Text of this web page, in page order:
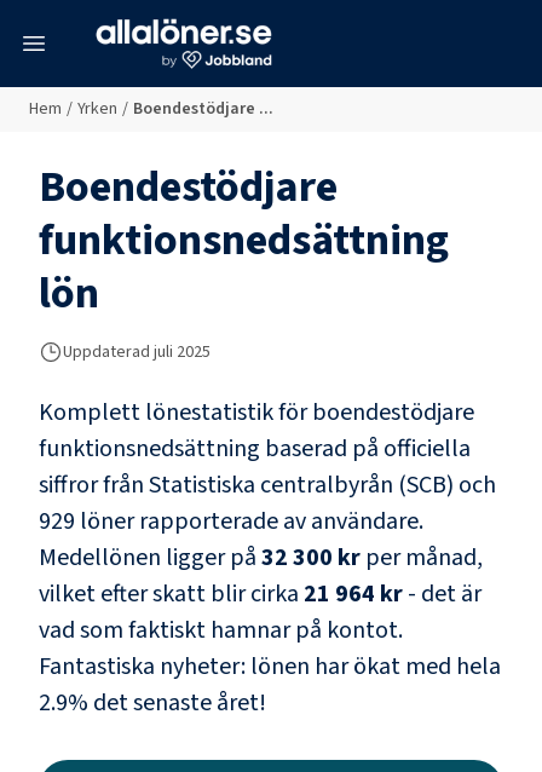
Hem / Yrken / Boendestödjare ...
Boendestödjare
funktionsnedsättning
lön
Uppdaterad juli 2025
Komplett lönestatistik förboendestödjare
funktionsnedsättning baserad på officiella
siffror från Statistiska centralbyrån (SCB) och
929 löner rapporterade av användare.
Medellönen ligger på32 300 kr per månad,
vilket efter skatt blir cirka 21 964 kr- det är
vad som faktiskt hamnar på kontot.
Fantastiska nyheter: lönen har ökat med hela
2.9% det senaste året!